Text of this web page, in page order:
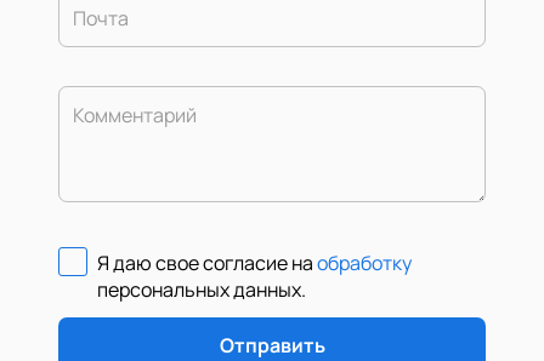
Почта
Комментарий
Я даю свое согласие наобработку
персональных данных.
Отправить